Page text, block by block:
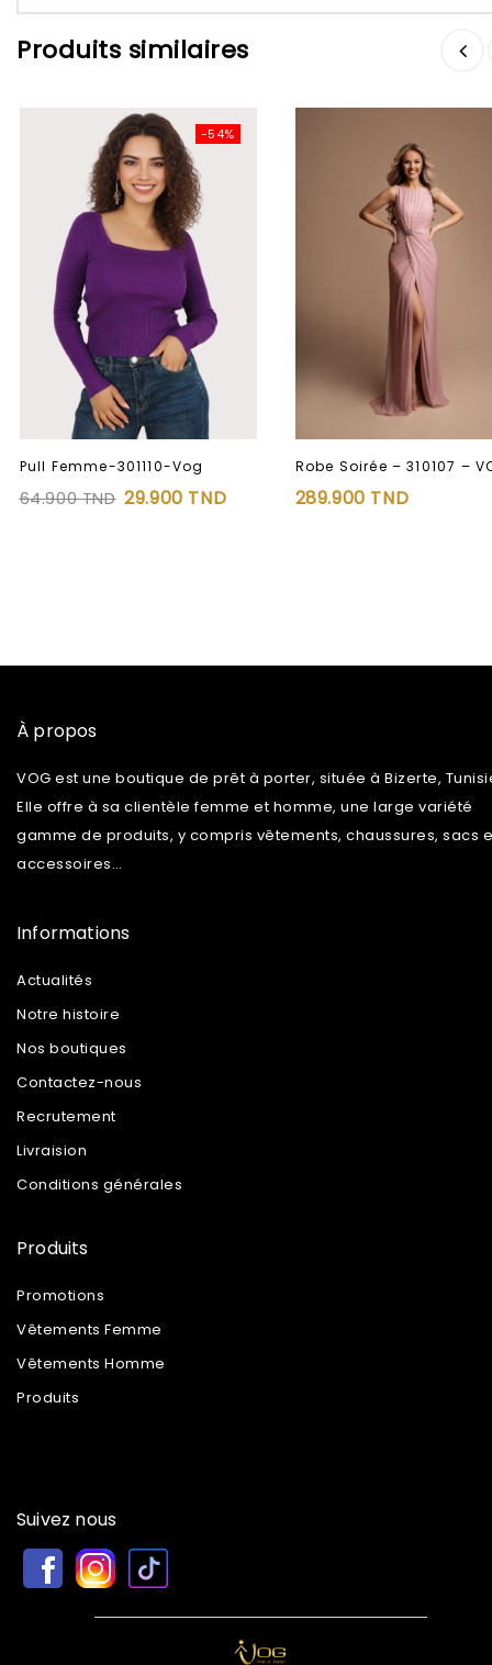
Produits similaires
-54%
Pull Femme-301110-Vog
64.900TND 29.900 TND
Robe Soirée – 310107 –
289.900 TND
À propos
VOG est une boutique de prêt à porter, située à Bizerte,
Elle offre à sa clientèle femme et homme, une large variété
gamme de produits, y compris vêtements, chaussures, sacs
accessoires…
Informations
Actualités
Notre histoire
Nos boutiques
Contactez-nous
Recrutement
Livraision
Conditions générales
Produits
Promotions
Vêtements Femme
Vêtements Homme
Produits
Suivez nous